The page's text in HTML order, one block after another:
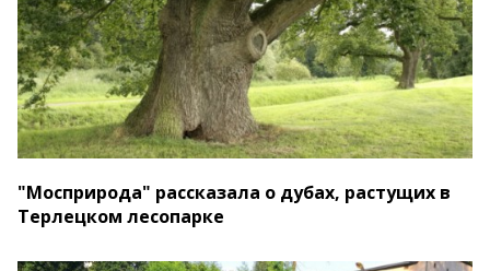
"Мосприрода" рассказала о дубах, растущих в
Терлецком лесопарке